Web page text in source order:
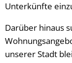
Unterkünfte
Darüber hinaus
unserer Stadt